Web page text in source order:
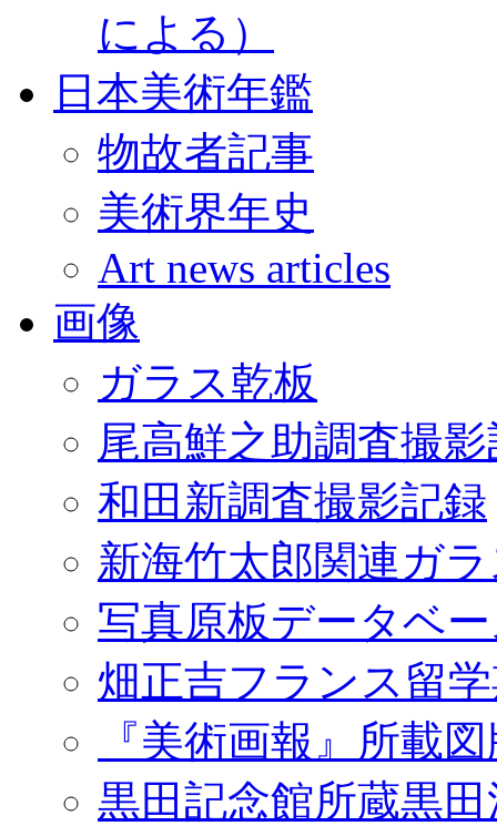
による）
日本美術年鑑
物故者記事
美術界年史
Art news articles
画像
ガラス乾板
尾高鮮之助調査撮
和田新調査撮影記録
新海竹太郎関連ガ
写真原板データベ
畑正吉フランス留
『美術画報』所載
黒田記念館所蔵黒